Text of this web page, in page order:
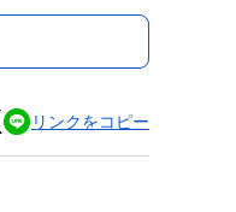
リンクをコピー